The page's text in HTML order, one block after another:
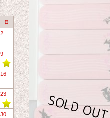
日
2
9
16
23
30